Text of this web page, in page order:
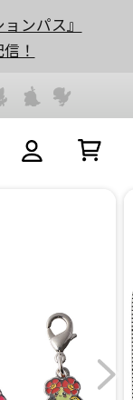
ンパス』
！